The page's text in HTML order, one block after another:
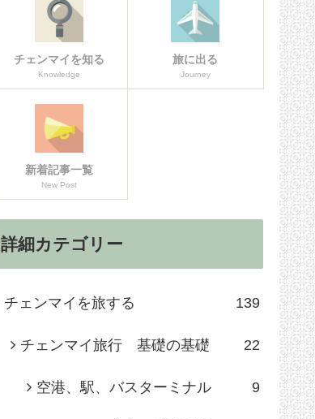
チェンマイを知る
Knowledge
旅に出る
Journey
新着記事一覧
New Post
詳細カテゴリー
チェンマイを旅する 139
チェンマイ旅行 基礎の基礎 22
空港、駅、バスターミナル 9